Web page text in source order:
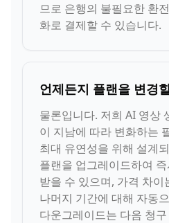
므로 은행의 불필요한 환
화로 결제할 수 있습니다.
언제든지 플랜을 변경
물론입니다. 저희 AI 영상
이 지남에 따라 변화하는
최대 유연성을 위해 설계
플랜을 업그레이드하여
받을 수 있으며, 가격 차이
나머지 기간에 대해 자동
다운그레이드는 다음 청